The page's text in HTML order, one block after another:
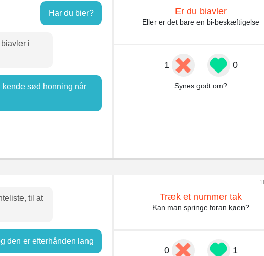
Har du bier?
i
kende sød honning når
Er du biavler
Eller er det bare en bi-beskæftigelse
1 0
Synes godt om?
til at
den er efterhånden lang
Træk et nummer tak
Kan man springe foran køen?
0 1